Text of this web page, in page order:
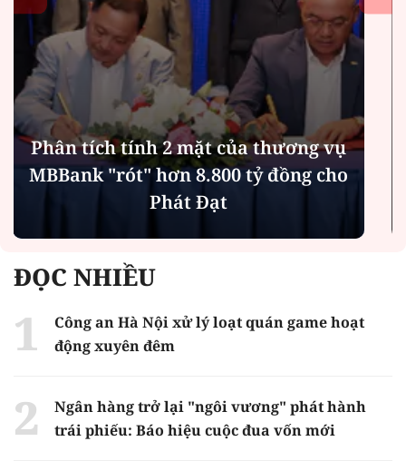
Bản án cho kẻ làm chết người cùng
phe khi hỗn chiến
ĐỌC NHIỀU
Công an Hà Nội xử lý loạt quán game hoạt
động xuyên đêm
Ngân hàng trở lại "ngôi vương" phát hành
trái phiếu: Báo hiệu cuộc đua vốn mới